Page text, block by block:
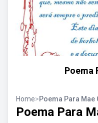
Poema
Home>Poema Para Mae
Poema Para